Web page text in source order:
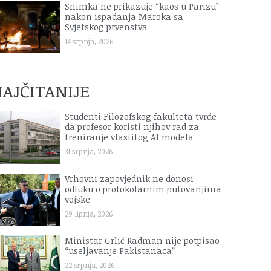
Snimka ne prikazuje “kaos u Parizu”
nakon ispadanja Maroka sa
Svjetskog prvenstva
14 srpnja, 2026
Studenti Filozofskog fakulteta tvrde
da profesor koristi njihov rad za
treniranje vlastitog AI modela
31 srpnja, 2026
Vrhovni zapovjednik ne donosi
odluku o protokolarnim putovanjima
vojske
29 lipnja, 2026
Ministar Grlić Radman nije potpisao
“useljavanje Pakistanaca”
22 srpnja, 2026